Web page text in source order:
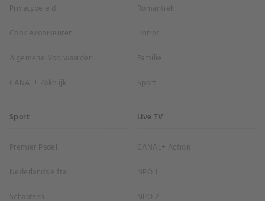
Privacybeleid
Cookievoorkeuren
Algemene Voorwaarden
CANAL+ Zakelijk
Romantiek
Horror
Familie
Sport
Sport
Premier Padel
Nederlands elftal
Schaatsen
Live TV
CANAL+ Action
NPO 1
NPO 2